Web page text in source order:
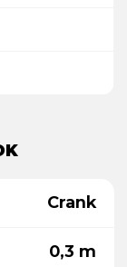
Crank
0,3 m